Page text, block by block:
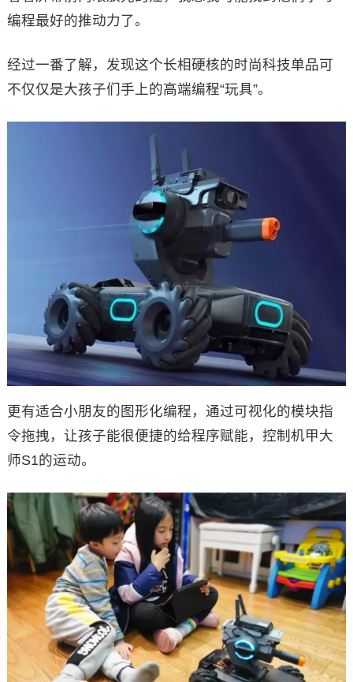
编程最好的推动力了。
经过一番了解，发现这个长相硬核的时尚科技单品可
不仅仅是大孩子们手上的高端编程“玩具”。
更有适合小朋友的图形化编程，通过可视化的模块指
令拖拽，让孩子能很便捷的给程序赋能，控制机甲大
师S1的运动。